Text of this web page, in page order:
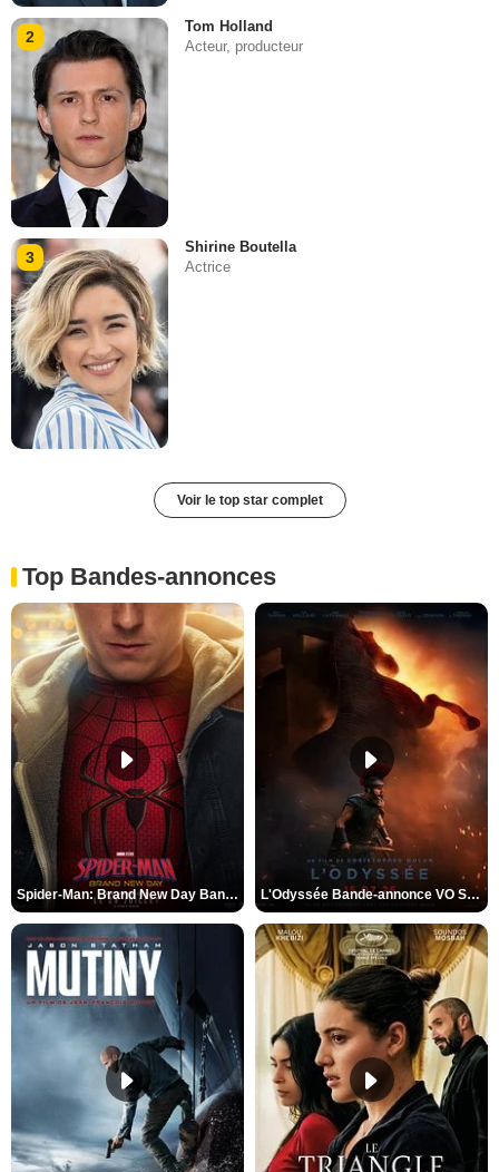
2
Tom Holland
Acteur, producteur
3
Shirine Boutella
Actrice
Voir le top star complet
Top Bandes-annonces
Spider-Man: Brand New Day Bande-annonce VO STFR L'Odyssée Bande-annonce VO STFR